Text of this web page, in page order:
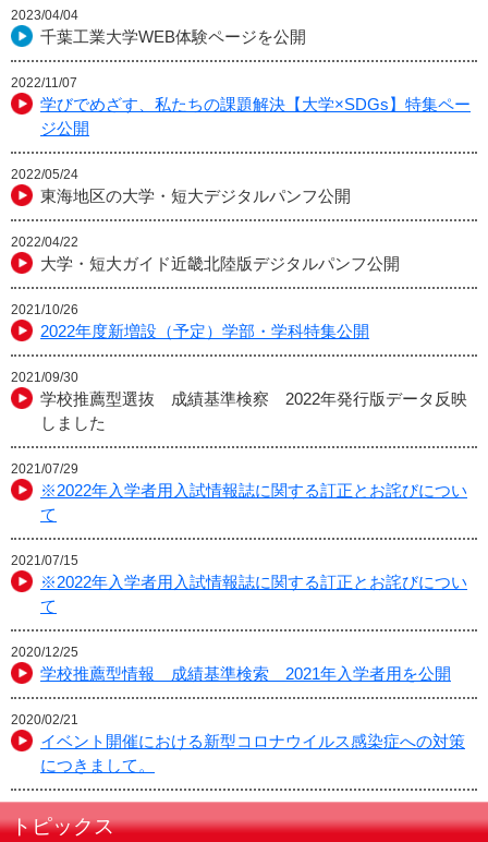
2023/04/04
千葉工業大学WEB体験ページを公開
2022/11/07
学びでめざす、私たちの課題解決【大学×SDGs】特集ペー
ジ公開
2022/05/24
東海地区の大学・短大デジタルパンフ公開
2022/04/22
大学・短大ガイド近畿北陸版デジタルパンフ公開
2021/10/26
2022年度新増設（予定）学部・学科特集公開
2021/09/30
学校推薦型選抜 成績基準検察 2022年発行版データ反映
しました
2021/07/29
※2022年入学者用入試情報誌に関する訂正とお詫びについ
て
2021/07/15
※2022年入学者用入試情報誌に関する訂正とお詫びについ
て
2020/12/25
学校推薦型情報 成績基準検索 2021年入学者用を公開
2020/02/21
イベント開催における新型コロナウイルス感染症への対策
につきまして。
トピックス